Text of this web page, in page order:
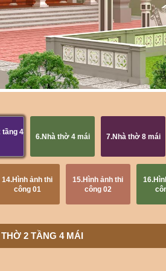
tầng 4
6.Nhà thờ 4 mái 7.Nhà thờ 8 mái
14.Hình ảnh thi
công 01
15.Hình ảnh thi
công 02
2 TẦNG 4 MÁI